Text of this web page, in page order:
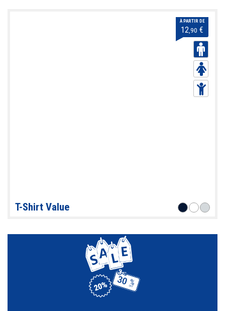
À PARTIR DE
12 ,90 €
T-Shirt Value